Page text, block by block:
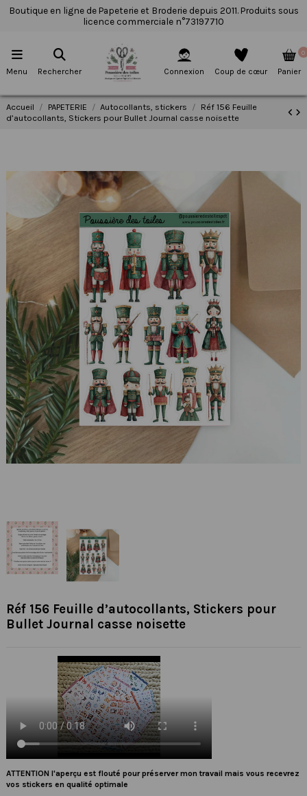
Boutique en ligne de Papeterie et Broderie depuis 2011. Produits sous
licence commerciale n°73197710
Menu Rechercher Connexion Coup de cœur
0
Panier
Accueil PAPETERIE Autocollants, stickers
Réf 156 Feuille
d’autocollants, Stickers pour Bullet Journal casse noisette
Réf 156 Feuille d’autocollants, Stickers pour
Bullet Journal casse noisette
ATTENTION l'aperçu est flouté pour préserver mon travail mais vous recevrez
vos stickers en qualité optimale